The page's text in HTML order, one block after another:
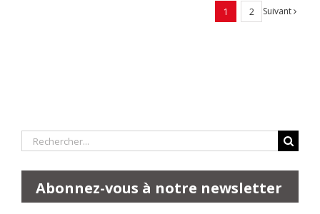
1 2 Suivant
Rechercher:
Abonnez-vous à notre newsletter